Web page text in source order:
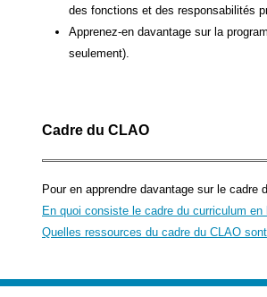
des fonctions et des responsabilités
Apprenez-en davantage sur la
seulement).
Cadre du CLAO
Pour en apprendre davantage sur le
En quoi consiste le cadre du curriculum
Quelles ressources du cadre du CLAO